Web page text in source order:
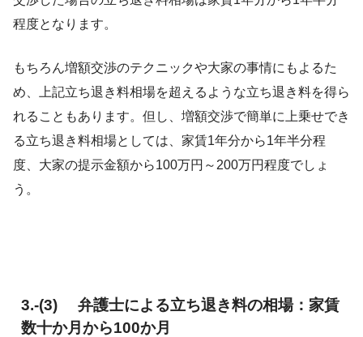
程度となります。
もちろん増額交渉のテクニックや大家の事情にもよるた
め、上記立ち退き料相場を超えるような立ち退き料を得ら
れることもあります。但し、増額交渉で簡単に上乗せでき
る立ち退き料相場としては、家賃1年分から1年半分程
度、大家の提示金額から100万円～200万円程度でしょ
う。
3.-(3) 弁護士による立ち退き料の相場：家賃
数十か月から100か月